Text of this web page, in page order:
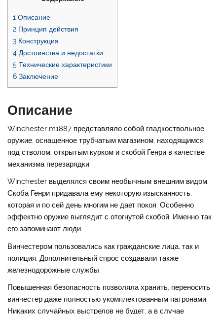
1 Описание
2 Принцип действия
3 Конструкция
4 Достоинства и недостатки
5 Технические характеристики
6 Заключение
Описание
Winchester m1887 представляло собой гладкоствольное
оружие, оснащенное трубчатым магазином, находящимся
под стволом, открытым курком и скобой Генри в качестве
механизма перезарядки.
Winchester выделялся своим необычным внешним видом.
Скоба Генри придавала ему некоторую изысканность,
которая и по сей день многим не дает покоя. Особенно
эффектно оружие выглядит с отогнутой скобой. Именно так
его запоминают люди.
Винчестером пользовались как гражданские лица, так и
полиция. Дополнительный спрос создавали также
железнодорожные службы.
Повышенная безопасность позволяла хранить, переносить
винчестер даже полностью укомплектованным патронами.
Никаких случайных выстрелов не будет, а в случае